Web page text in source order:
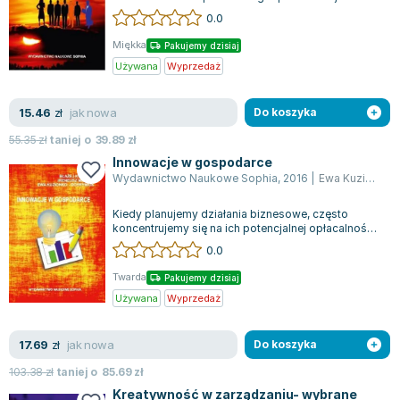
Zygmunt Freud
Agata Passent
Michel Moran
Jo Nesbo
Katarzyna Miller
Antoine de Saint Exupery
Lew Tołstoj
Mark Twain
Marcin Meller
Paulina Młynarska
ks. Piotr Pawlukiewicz
Jarosław Sokołowski
Michael Scott
Piotr Semka
Jarosław Iwaszkiewicz
rezultatem wszechstronnych badań
przeprowadzonych...
0.0
Miękka Pakujemy dzisiaj
Używana Wyprzedaż
15.46 zł jak nowa
55.35złtaniej o 39.89 zł
Do koszyka
Innowacje w gospodarce
Wydawnictwo Naukowe Sophia, 2016 Ewa Kuziomko-Ochymiuk
Kiedy planujemy działania biznesowe, często
koncentrujemy się na ich potencjalnej opłacalności.
Zaczynamy od badania, analizy, oce...
0.0
Twarda Pakujemy dzisiaj
Używana Wyprzedaż
17.69 zł jak nowa
103.38zł taniej o 85.69zł
Do koszyka
Kreatywność w zarządzaniu- wybrane